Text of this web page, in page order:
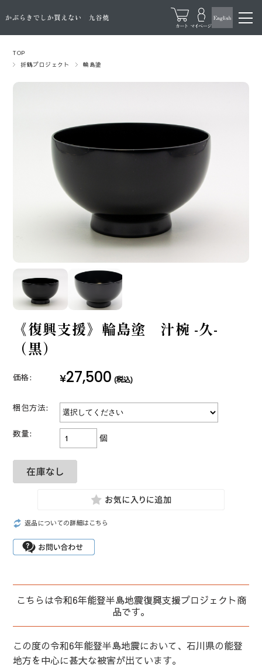
TOP
折鶴プロジェクト
輪島塗
《復興支援》輪島塗 汁椀 -久-
（黒）
価格: ¥27,500 (税込)
梱包方法:
数量: 個
返品についての詳細はこちら
こちらは令和6年能登半島地震復興支援プロジェクト商
品です。
この度の令和6年能登半島地震において、石川県の能登
地方を中心に甚大な被害が出ています。